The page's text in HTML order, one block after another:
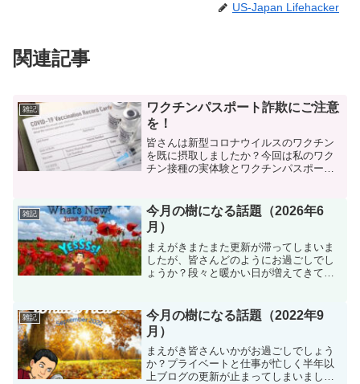
US-Japan Lifehacker
関連記事
雑記
ワクチンパスポート詐欺にご注意
を！
皆さんは新型コロナウイルスのワクチン
を既に摂取しましたか？今回は私のワク
チン接種の実体験とワクチンパスポート
種があまり進んでいませんが、アメリカ
ではワクチンの接種がだい...
雑記
今月の樹になる話題（2026年6
月）
まえがきまたまた更新が滞ってしまいま
したが、皆さんどのようにお過ごしでし
ょうか？段々と暖かい日が増えてきてい
ました。アメリカの桜といえばWashin...
雑記
今月の樹になる話題（2022年9
月）
まえがき皆さんいかがお過ごしでしょう
か？プライベートと仕事が忙しく半年以
上ブログの更新が止まってしまいました